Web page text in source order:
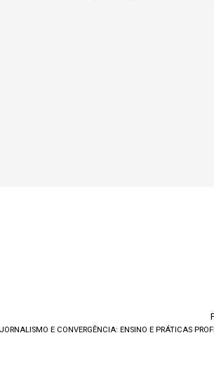
JORNALISMO E CONVERGÊNCIA: ENSINO E PRÁTICAS